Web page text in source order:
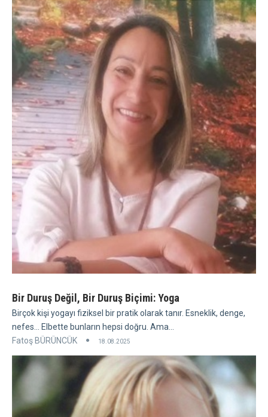
Bir Duruş Değil, Bir Duruş Biçimi: Yoga
Birçok kişi yogayı fiziksel bir pratik olarak tanır. Esneklik, denge,
nefes... Elbette bunların hepsi doğru. Ama...
Fatoş BÜRÜNCÜK
18.08.2025